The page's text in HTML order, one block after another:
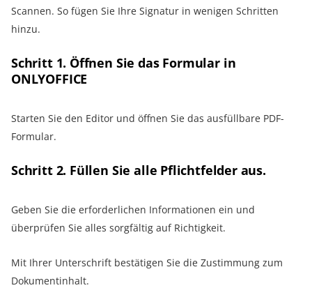
Scannen. So fügen Sie Ihre Signatur in wenigen Schritten
hinzu.
Schritt 1. Öffnen Sie das Formular in
ONLYOFFICE
Starten Sie den Editor und öffnen Sie das ausfüllbare PDF-
Formular.
Schritt 2. Füllen Sie alle Pflichtfelder aus.
Geben Sie die erforderlichen Informationen ein und
überprüfen Sie alles sorgfältig auf Richtigkeit.
Mit Ihrer Unterschrift bestätigen Sie die Zustimmung zum
Dokumentinhalt.